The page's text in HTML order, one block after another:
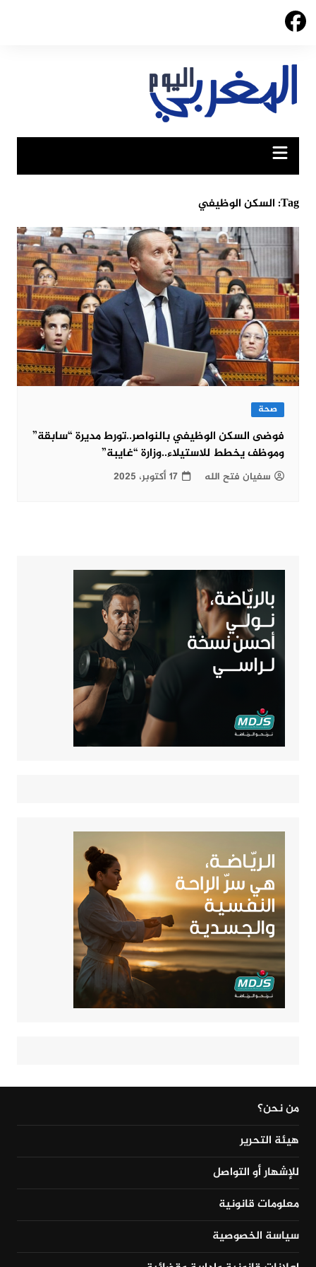
Skip
Tag: السكن الوظيفي
صحة
فوضى السكن الوظيفي بالنواصر..تورط مديرة “سابقة”
وموظف يخطط للاستيلاء..وزارة “غايبة”
سفيان فتح الله 17 أكتوبر، 2025
من نحن؟
هيئة التحرير
للإشهار أو التواصل
معلومات قانونية
سياسة الخصوصية